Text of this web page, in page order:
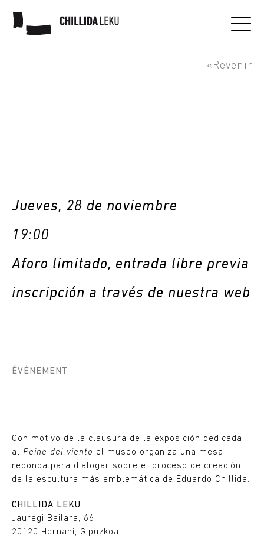
Mesa redonda: Peine del
«Revenir
Jueves, 28 de noviembre
19:00
Aforo limitado, entrada libre previa
inscripción a través de nuestra web
ÉVÉNEMENT
Con motivo de la clausura de la exposición dedicada
al Peine del viento el museo organiza una mesa
redonda para dialogar sobre el proceso de creación
de la escultura más emblemática de Eduardo Chillida.
CHILLIDA LEKU
Jauregi Bailara, 66
20120 Hernani, Gipuzkoa